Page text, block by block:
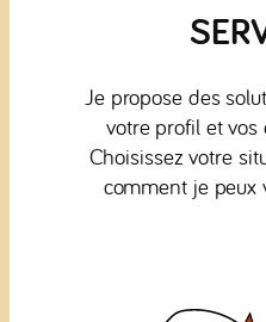
Je propose des
votre profil et vos
Choisissez votre
comment je peux